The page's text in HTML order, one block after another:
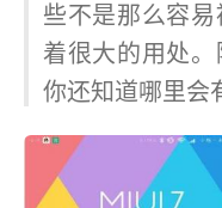
些不是那么容
着很大的用处。
你还知道哪里会